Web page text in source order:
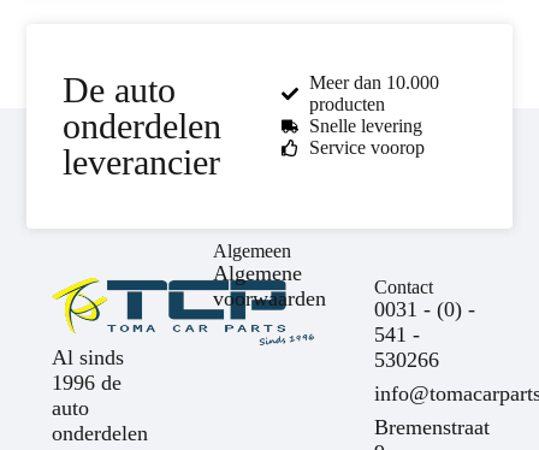
De auto
onderdelen
leverancier
Meer dan 10.000
producten
Snelle levering
Service voorop
Al sinds
1996 de
auto
onderdelen
Algemeen
Algemene
voorwaarden
Contact
0031 - (0) -
541 -
530266
Bremenstraat